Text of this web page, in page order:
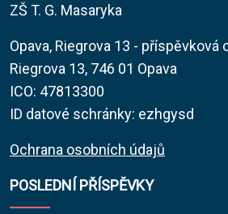
ZŠ T. G. Masaryka
Opava, Riegrova 13 - příspěvková
Riegrova 13, 746 01 Opava
ICO: 47813300
ID datové schránky: ezhgysd
Ochrana osobních údajů
POSLEDNÍ PŘÍSPĚVKY